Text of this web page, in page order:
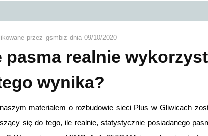
przez gsmbiz dnia09/10/2020
pasma realnie
wynika?
materiałem o rozbudowie sieci Plus w Gliwicach
się do tego, ile realnie, statystycznie posiadanego